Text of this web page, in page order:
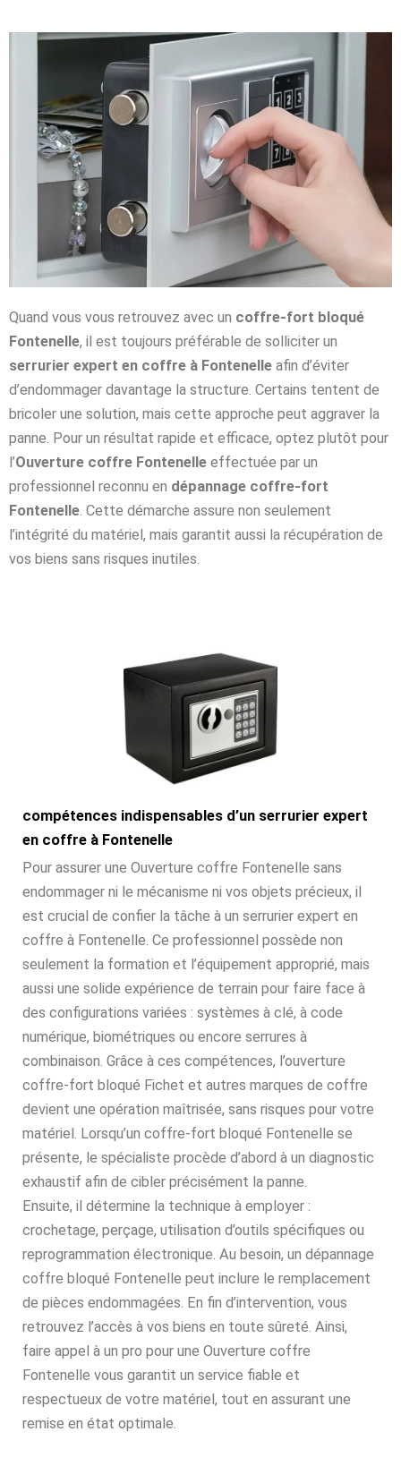
Quand vous vous retrouvez avec un coffre-fort bloqué
Fontenelle, il est toujours préférable de solliciter un
serrurier expert en coffre à Fontenelle afin d’éviter
d’endommager davantage la structure. Certains tentent de
bricoler une solution, mais cette approche peut aggraver la
panne. Pour un résultat rapide et efficace, optez plutôt pour
l’Ouverture coffre Fontenelle effectuée par un
professionnel reconnu en dépannage coffre-fort
Fontenelle. Cette démarche assure non seulement
l’intégrité du matériel, mais garantit aussi la récupération de
vos biens sans risques inutiles.
compétences indispensables d’un serrurier expert
en coffre à Fontenelle
Pour assurer une Ouverture coffre Fontenelle sans
endommager ni le mécanisme ni vos objets précieux, il
est crucial de confier la tâche à un serrurier expert en
coffre à Fontenelle. Ce professionnel possède non
seulement la formation et l’équipement approprié, mais
aussi une solide expérience de terrain pour faire face à
des configurations variées : systèmes à clé, à code
numérique, biométriques ou encore serrures à
combinaison. Grâce à ces compétences, l’ouverture
coffre-fort bloqué Fichet et autres marques de coffre
devient une opération maîtrisée, sans risques pour votre
matériel. Lorsqu’un coffre-fort bloqué Fontenelle se
présente, le spécialiste procède d’abord à un diagnostic
exhaustif afin de cibler précisément la panne.
Ensuite, il détermine la technique à employer :
crochetage, perçage, utilisation d’outils spécifiques ou
reprogrammation électronique. Au besoin, un dépannage
coffre bloqué Fontenelle peut inclure le remplacement
de pièces endommagées. En fin d’intervention, vous
retrouvez l’accès à vos biens en toute sûreté. Ainsi,
faire appel à un pro pour une Ouverture coffre
Fontenelle vous garantit un service fiable et
respectueux de votre matériel, tout en assurant une
remise en état optimale.